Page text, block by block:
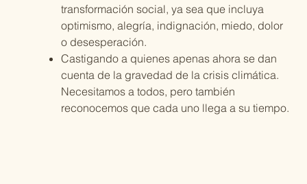
transformación social, ya sea que incluya
optimismo, alegría, indignación, miedo, dolor
o desesperación.
Castigando a quienes apenas ahora se dan
cuenta de la gravedad de la crisis climática.
Necesitamos a todos, pero también
reconocemos que cada uno llega a su tiempo.